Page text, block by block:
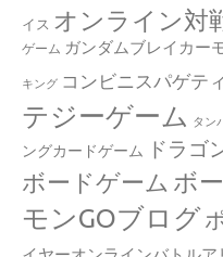
イス オンライン対
ゲーム ガンダムブレイカー
キング コンビニスパゲティ
テジーゲーム
タン
ングカードゲーム
ドラゴ
ボードゲーム ボ
モンGOブログ